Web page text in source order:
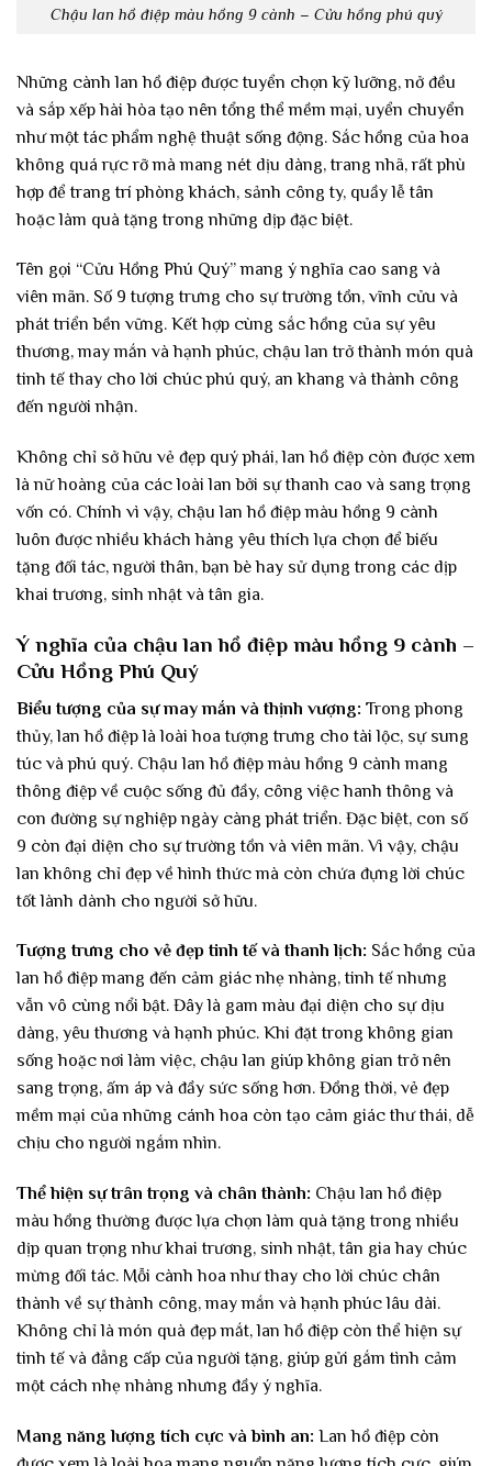
Chậu lan hồ điệp màu hồng 9 cành – Cửu hồng phú quý
Những cành lan hồ điệp được tuyển chọn kỹ lưỡng, nở đều
và sắp xếp hài hòa tạo nên tổng thể mềm mại, uyển chuyển
như một tác phẩm nghệ thuật sống động. Sắc hồng của hoa
không quá rực rỡ mà mang nét dịu dàng, trang nhã, rất phù
hợp để trang trí phòng khách, sảnh công ty, quầy lễ tân
hoặc làm quà tặng trong những dịp đặc biệt.
Tên gọi “Cửu Hồng Phú Quý” mang ý nghĩa cao sang và
viên mãn. Số 9 tượng trưng cho sự trường tồn, vĩnh cửu và
phát triển bền vững. Kết hợp cùng sắc hồng của sự yêu
thương, may mắn và hạnh phúc, chậu lan trở thành món quà
tinh tế thay cho lời chúc phú quý, an khang và thành công
đến người nhận.
Không chỉ sở hữu vẻ đẹp quý phái, lan hồ điệp còn được xem
là nữ hoàng của các loài lan bởi sự thanh cao và sang trọng
vốn có. Chính vì vậy, chậu lan hồ điệp màu hồng 9 cành
luôn được nhiều khách hàng yêu thích lựa chọn để biếu
tặng đối tác, người thân, bạn bè hay sử dụng trong các dịp
khai trương, sinh nhật và tân gia.
Ý nghĩa của chậu lan hồ điệp màu hồng 9 cành –
Cửu Hồng Phú Quý
Biểu tượng của sự may mắn và thịnh vượng: Trong phong
thủy, lan hồ điệp là loài hoa tượng trưng cho tài lộc, sự sung
túc và phú quý. Chậu lan hồ điệp màu hồng 9 cành mang
thông điệp về cuộc sống đủ đầy, công việc hanh thông và
con đường sự nghiệp ngày càng phát triển. Đặc biệt, con số
9 còn đại diện cho sự trường tồn và viên mãn. Vì vậy, chậu
lan không chỉ đẹp về hình thức mà còn chứa đựng lời chúc
tốt lành dành cho người sở hữu.
Tượng trưng cho vẻ đẹp tinh tế và thanh lịch: Sắc hồng của
lan hồ điệp mang đến cảm giác nhẹ nhàng, tinh tế nhưng
vẫn vô cùng nổi bật. Đây là gam màu đại diện cho sự dịu
dàng, yêu thương và hạnh phúc. Khi đặt trong không gian
sống hoặc nơi làm việc, chậu lan giúp không gian trở nên
sang trọng, ấm áp và đầy sức sống hơn. Đồng thời, vẻ đẹp
mềm mại của những cánh hoa còn tạo cảm giác thư thái, dễ
chịu cho người ngắm nhìn.
Thể hiện sự trân trọng và chân thành: Chậu lan hồ điệp
màu hồng thường được lựa chọn làm quà tặng trong nhiều
dịp quan trọng như khai trương, sinh nhật, tân gia hay chúc
mừng đối tác. Mỗi cành hoa như thay cho lời chúc chân
thành về sự thành công, may mắn và hạnh phúc lâu dài.
Không chỉ là món quà đẹp mắt, lan hồ điệp còn thể hiện sự
tinh tế và đẳng cấp của người tặng, giúp gửi gắm tình cảm
một cách nhẹ nhàng nhưng đầy ý nghĩa.
Mang năng lượng tích cực và bình an: Lan hồ điệp còn